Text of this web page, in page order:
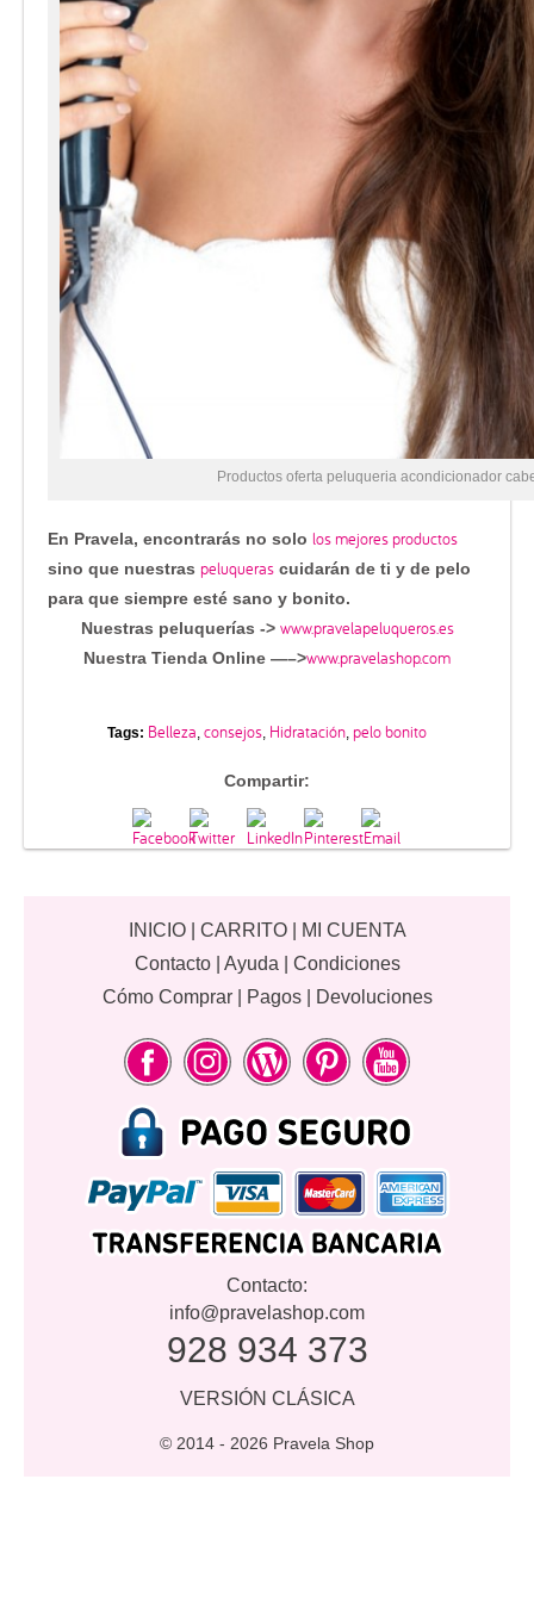
Productos oferta peluqueria acondicionador
En Pravela, encontrarás no solo los mejores productos
sino que nuestras peluqueras cuidarán de ti y de pelo
para que siempre esté sano y bonito.
Nuestras peluquerías -> www.pravelapeluqueros.es
Nuestra Tienda Online —–>www.pravelashop.com
Tags: Belleza, consejos, Hidratación, pelo bonito
Compartir:
INICIO| CARRITO|
MI CUENTA
Contacto| Ayuda
Condiciones
Cómo Comprar| Pagos| Devoluciones
Contacto:
info@pravelashop.com
928 934 373
VERSIÓN CLÁSICA
© 2014 - 2026 Pravela Shop